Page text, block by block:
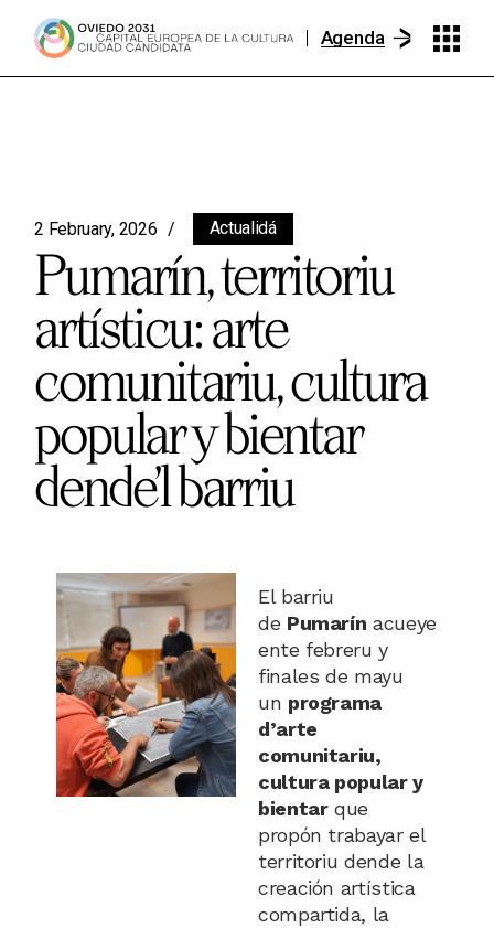
Agenda
2 February, 2026 Actualidá
Pumarín, territoriu
artísticu: arte
comunitariu, cultura
popular y bientar
dende’l barriu
El barriu
de Pumarín acueye
ente febreru y
finales de mayu
un programa
d’arte
comunitariu,
cultura popular y
bientarque
propón trabayar el
territoriu dende la
creación artística
compartida, la